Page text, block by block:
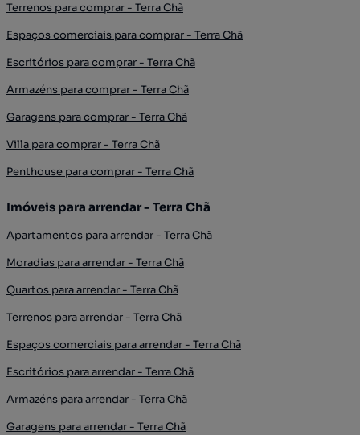
Terrenos para comprar - Terra Chã
Espaços comerciais para comprar - Terra Chã
Escritórios para comprar - Terra Chã
Armazéns para comprar - Terra Chã
Garagens para comprar - Terra Chã
Villa para comprar - Terra Chã
Penthouse para comprar - Terra Chã
Imóveis para arrendar - Terra Chã
Apartamentos para arrendar - Terra Chã
Moradias para arrendar - Terra Chã
Quartos para arrendar - Terra Chã
Terrenos para arrendar - Terra Chã
Espaços comerciais para arrendar - Terra Chã
Escritórios para arrendar - Terra Chã
Armazéns para arrendar - Terra Chã
Garagens para arrendar - Terra Chã